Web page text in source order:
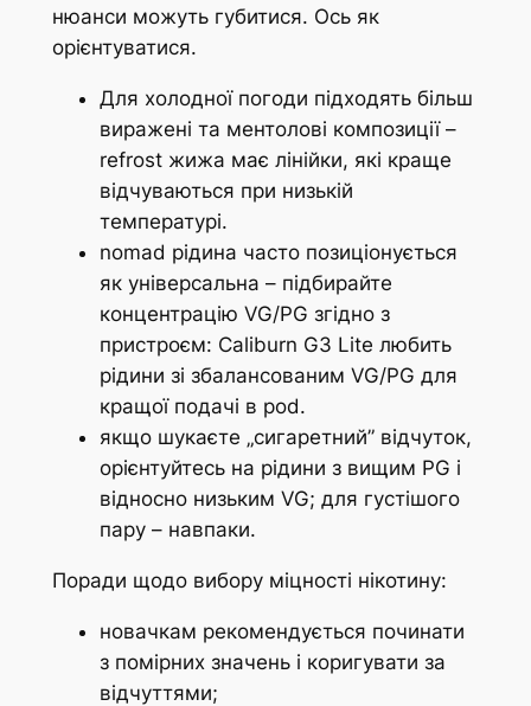
нюанси можуть губитися. Ось як
орієнтуватися.
Для холодної погоди підходять більш
виражені та ментолові композиції –
refrost жижа має лінійки, які краще
відчуваються при низькій
температурі.
nomad рідина часто позиціонується
як універсальна – підбирайте
концентрацію VG/PG згідно з
пристроєм: Caliburn G3 Lite любить
рідини зі збалансованим VG/PG для
кращої подачі в pod.
якщо шукаєте „сигаретний” відчуток,
орієнтуйтесь на рідини з вищим PG і
відносно низьким VG; для густішого
пару – навпаки.
Поради щодо вибору міцності нікотину:
новачкам рекомендується починати
з помірних значень і коригувати за
відчуттями;